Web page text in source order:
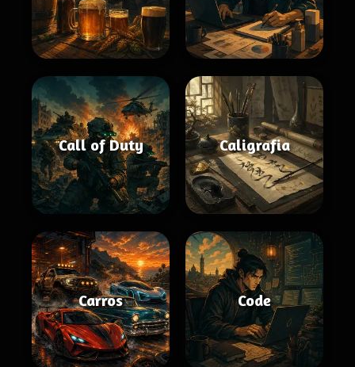
Call of Duty Caligrafia
Carros Code